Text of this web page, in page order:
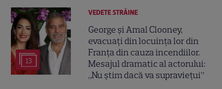
13
VEDETE STRĂINE
George și Amal Clooney,
evacuați din locuința lor din
Franța din cauza incendiilor.
Mesajul dramatic al actorului:
„Nu știm dacă va supraviețui”